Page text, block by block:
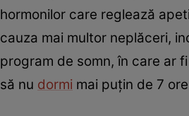
hormonilor care reglează
cauza mai multor neplăceri,
program de somn, în care ar
să nu dormi mai puțin de 7